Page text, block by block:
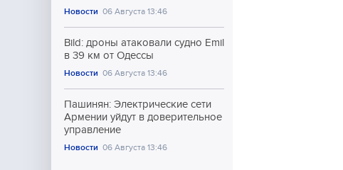
Новости 06 Августа 13:46
Bild: дроны атаковали судно Emil
в 39 км от Одессы
Новости 06 Августа 13:46
Пашинян: Электрические сети
Армении уйдут в доверительное
управление
Новости 06 Августа 13:46